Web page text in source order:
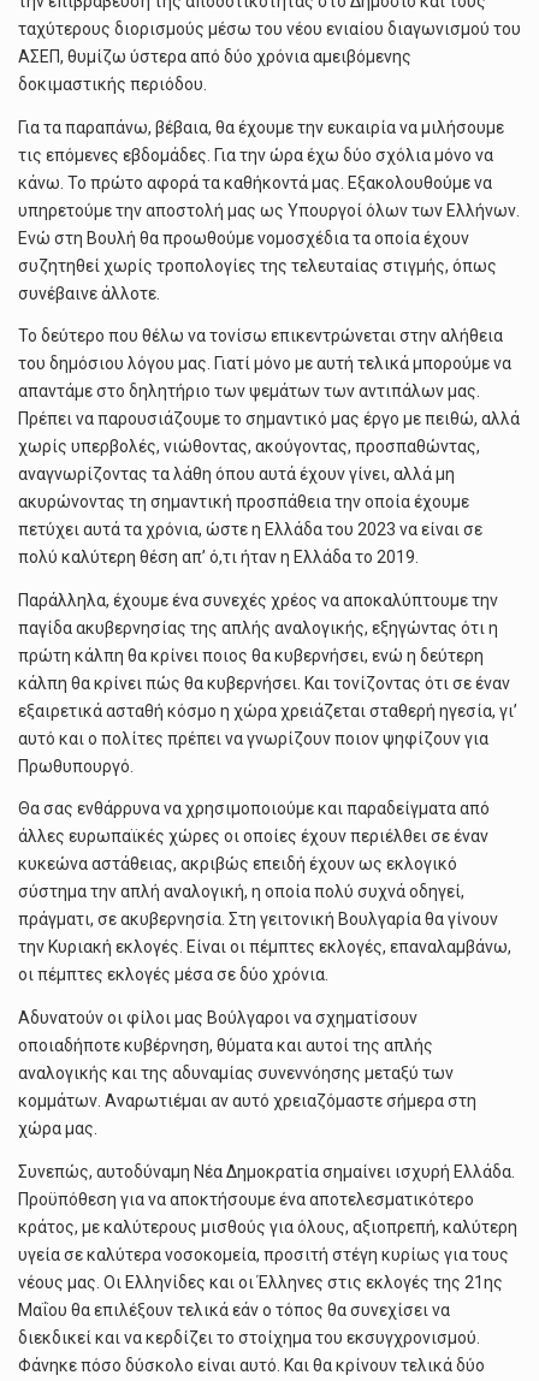
ταχύτερους διορισμούς μέσω του νέου ενιαίου διαγωνισμού του
ΑΣΕΠ, θυμίζω ύστερα από δύο χρόνια αμειβόμενης
δοκιμαστικής περιόδου.
Για τα παραπάνω, βέβαια, θα έχουμε την ευκαιρία να μιλήσουμε
τις επόμενες εβδομάδες. Για την ώρα έχω δύο σχόλια μόνο να
κάνω. Το πρώτο αφορά τα καθήκοντά μας. Εξακολουθούμε να
υπηρετούμε την αποστολή μας ως Υπουργοί όλων των Ελλήνων.
Ενώ στη Βουλή θα προωθούμε νομοσχέδια τα οποία έχουν
συζητηθεί χωρίς τροπολογίες της τελευταίας στιγμής, όπως
συνέβαινε άλλοτε.
Το δεύτερο που θέλω να τονίσω επικεντρώνεται στην αλήθεια
του δημόσιου λόγου μας. Γιατί μόνο με αυτή τελικά μπορούμε να
απαντάμε στο δηλητήριο των ψεμάτων των αντιπάλων μας.
Πρέπει να παρουσιάζουμε το σημαντικό μας έργο με πειθώ, αλλά
χωρίς υπερβολές, νιώθοντας, ακούγοντας, προσπαθώντας,
αναγνωρίζοντας τα λάθη όπου αυτά έχουν γίνει, αλλά μη
ακυρώνοντας τη σημαντική προσπάθεια την οποία έχουμε
πετύχει αυτά τα χρόνια, ώστε η Ελλάδα του 2023 να είναι σε
πολύ καλύτερη θέση απ’ ό,τι ήταν η Ελλάδα το 2019.
Παράλληλα, έχουμε ένα συνεχές χρέος να αποκαλύπτουμε την
παγίδα ακυβερνησίας της απλής αναλογικής, εξηγώντας ότι η
πρώτη κάλπη θα κρίνει ποιος θα κυβερνήσει, ενώ η δεύτερη
κάλπη θα κρίνει πώς θα κυβερνήσει. Και τονίζοντας ότι σε έναν
εξαιρετικά ασταθή κόσμο η χώρα χρειάζεται σταθερή ηγεσία, γι’
αυτό και ο πολίτες πρέπει να γνωρίζουν ποιον ψηφίζουν για
Πρωθυπουργό.
Θα σας ενθάρρυνα να χρησιμοποιούμε και παραδείγματα από
άλλες ευρωπαϊκές χώρες οι οποίες έχουν περιέλθει σε έναν
κυκεώνα αστάθειας, ακριβώς επειδή έχουν ως εκλογικό
σύστημα την απλή αναλογική, η οποία πολύ συχνά οδηγεί,
πράγματι, σε ακυβερνησία. Στη γειτονική Βουλγαρία θα γίνουν
την Κυριακή εκλογές. Είναι οι πέμπτες εκλογές, επαναλαμβάνω,
οι πέμπτες εκλογές μέσα σε δύο χρόνια.
Αδυνατούν οι φίλοι μας Βούλγαροι να σχηματίσουν
οποιαδήποτε κυβέρνηση, θύματα και αυτοί της απλής
αναλογικής και της αδυναμίας συνεννόησης μεταξύ των
κομμάτων. Αναρωτιέμαι αν αυτό χρειαζόμαστε σήμερα στη
χώρα μας.
Συνεπώς, αυτοδύναμη Νέα Δημοκρατία σημαίνει ισχυρή Ελλάδα.
Προϋπόθεση για να αποκτήσουμε ένα αποτελεσματικότερο
κράτος, με καλύτερους μισθούς για όλους, αξιοπρεπή, καλύτερη
υγεία σε καλύτερα νοσοκομεία, προσιτή στέγη κυρίως για τους
νέους μας. Οι Ελληνίδες και οι Έλληνες στις εκλογές της 21ης
Μαΐου θα επιλέξουν τελικά εάν ο τόπος θα συνεχίσει να
διεκδικεί και να κερδίζει το στοίχημα του εκσυγχρονισμού.
Φάνηκε πόσο δύσκολο είναι αυτό. Και θα κρίνουν τελικά δύο